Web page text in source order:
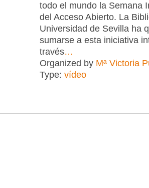
todo el mundo la Semana
del Acceso Abierto. La
Universidad de Sevilla ha
sumarse a esta iniciativa
través…
Organized by Mª Victoria
Type: vídeo